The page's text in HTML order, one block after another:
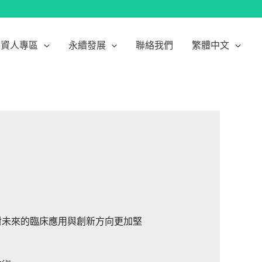
人專區 永續發展 聯絡我們 繁體中文
來的臨床應用與創新方向更加堅